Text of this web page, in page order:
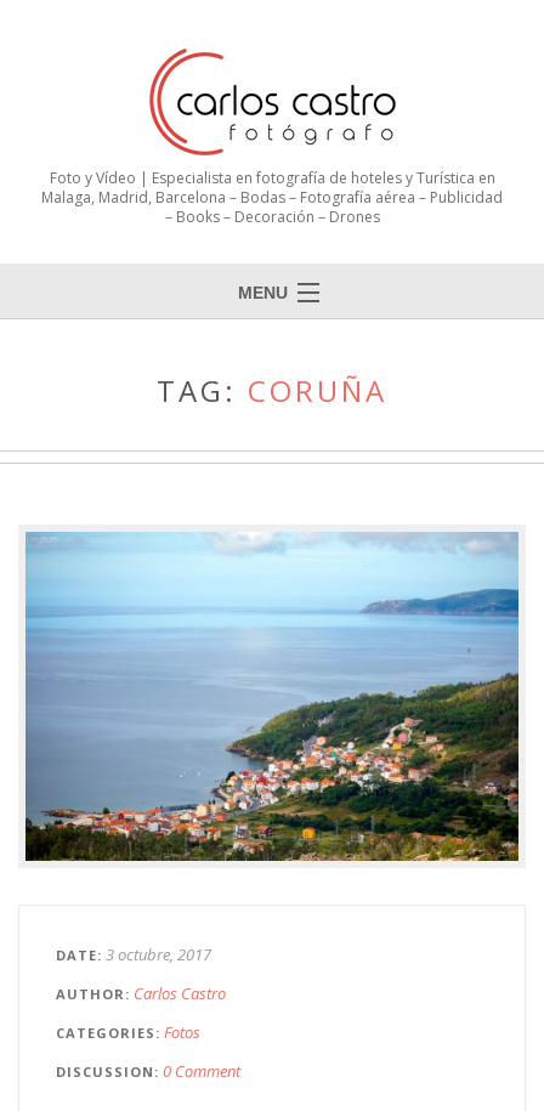
Foto y Vídeo | Especialista en fotografía de hoteles y Turística en
Malaga, Madrid, Barcelona – Bodas – Fotografía aérea – Publicidad
– Books – Decoración – Drones
MENU
TAG: CORUÑA
DATE 3 octubre, 2017
AUTHOR Carlos Castro
CATEGORIES Fotos
DISCUSSION 0 Comment